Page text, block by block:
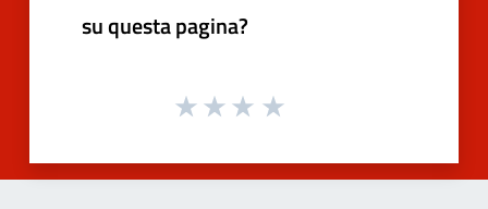
su questa pagina?